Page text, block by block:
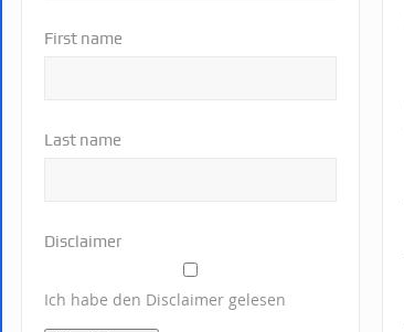
First name
Last name
Disclaimer
Ich habe den Disclaimer gelesen